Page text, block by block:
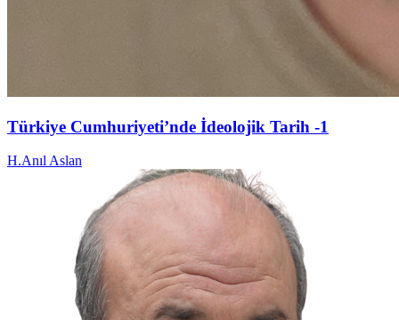
Türkiye Cumhuriyeti’nde İdeolojik Tarih -1
H.Anıl Aslan